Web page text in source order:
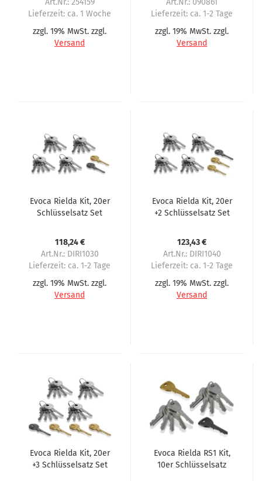
Art.Nr.: 254159
Lieferzeit: ca. 1 Woche
zzgl. 19% MwSt. zzgl.
Versand
Art.Nr.: 090861
Lieferzeit: ca. 1-2 Tage
zzgl. 19% MwSt. zzgl.
Versand
Evoca Rielda Kit, 20er
Schlüsselsatz Set
118,24 €
Art.Nr.: DIRI1030
Lieferzeit: ca. 1-2 Tage
zzgl. 19% MwSt. zzgl.
Versand
Evoca Rielda Kit, 20er
+2 Schlüsselsatz Set
123,43 €
Art.Nr.: DIRI1040
Lieferzeit: ca. 1-2 Tage
zzgl. 19% MwSt. zzgl.
Versand
Evoca Rielda Kit, 20er
+3 Schlüsselsatz Set
Evoca Rielda RS1 Kit,
10er Schlüsselsatz